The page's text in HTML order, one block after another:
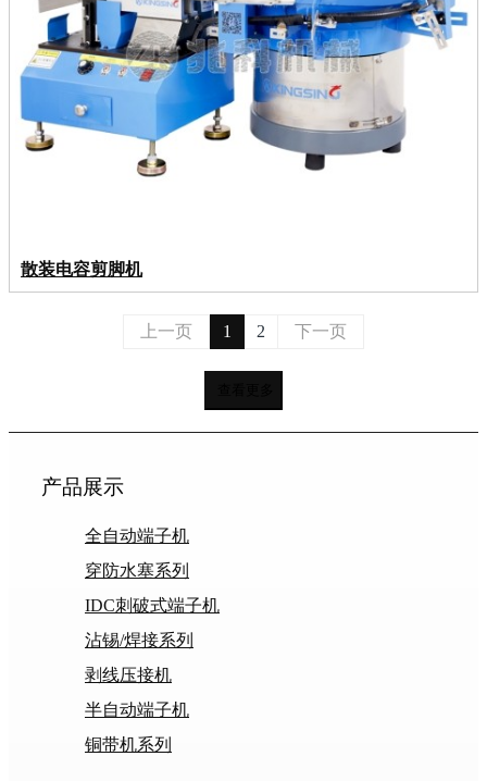
散装电容剪脚机
上一页 1 2 下一页
产品展示
全自动端子机
穿防水塞系列
IDC刺破式端子机
沾锡/焊接系列
剥线压接机
半自动端子机
铜带机系列